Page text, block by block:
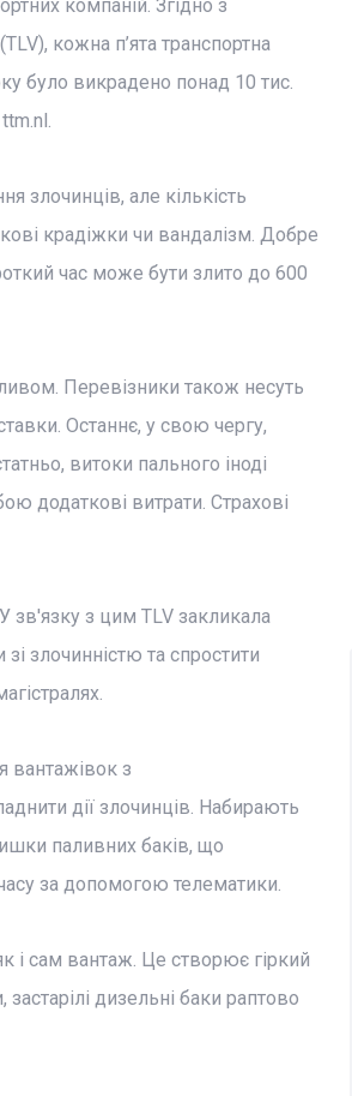
компаній. Згідно з
кожна п’ята транспортна
було викрадено понад 10 тис.
злочинців, але кількість
крадіжки чи вандалізм. Добре
час може бути злито до 600
Перевізники також несуть
Останнє, у свою чергу,
витоки пального іноді
додаткові витрати. Страхові
зв'язку з цим TLV закликала
злочинністю та спростити
вантажівок з
дії злочинців. Набирають
паливних баків, що
за допомогою телематики.
і сам вантаж. Це створює гіркий
дизельні баки раптово